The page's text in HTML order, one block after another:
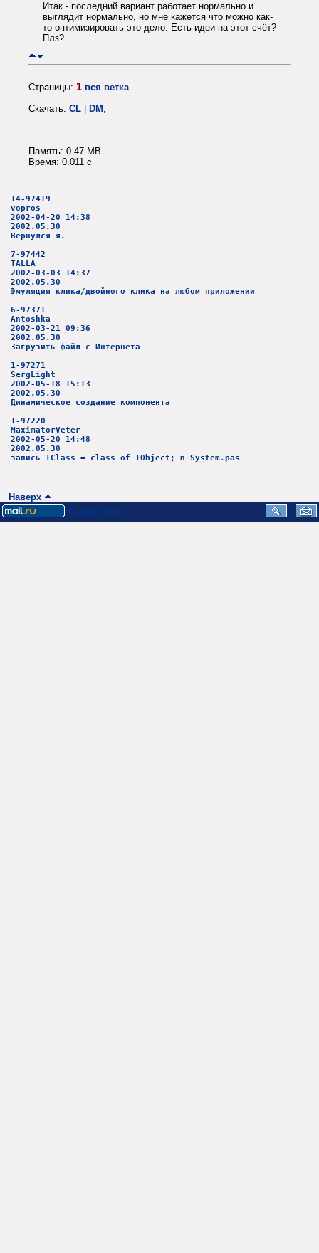
Итак - последний вариант работает нормально и
выглядит нормально, но мне кажется что можно как-
то оптимизировать это дело. Есть идеи на этот счёт?
Плз?
Страницы: 1 вся ветка
Скачать: CL | DM;
Память: 0.47 MB
Время: 0.011 c
14-97419
vopros
2002-04-20 14:38
2002.05.30
Вернулся я.
7-97442
TALLA
2002-03-03 14:37
2002.05.30
Эмуляция клика/двойного клика на любом приложении
6-97371
Antoshka
2002-03-21 09:36
2002.05.30
Загрузить файл с Интернета
1-97271
SergLight
2002-05-18 15:13
2002.05.30
Динамическое создание компонента
1-97220
MaximatorVeter
2002-05-20 14:48
2002.05.30
запись TClass = class of TObject; в System.pas
Наверх